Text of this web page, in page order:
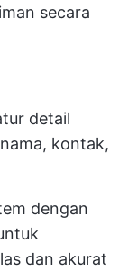
secara
detail
kontak,
dengan
dan akurat